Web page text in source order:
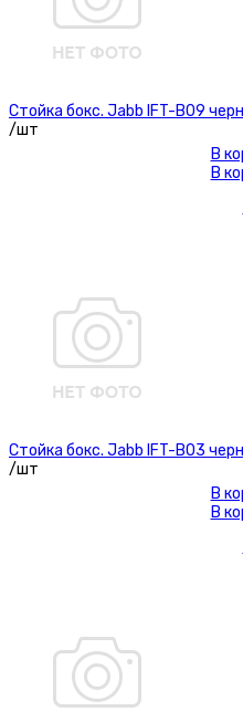
Стойка бокс. Jabb IFT-B09
/шт
В
В
Стойка бокс. Jabb IFT-B03
/шт
В
В